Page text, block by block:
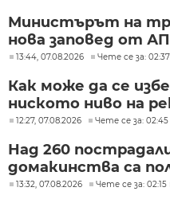
Министърът на
нова заповед от
13:44, 07.08.2026 Чете се за:
Как може да се
ниското ниво на
12:27, 07.08.2026 Чете се за:
Над 260
домакинства са
13:32, 07.08.2026 Чете се за: